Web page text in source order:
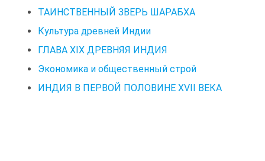
ТАИНСТВЕННЫЙ ЗВЕРЬ ШАРАБХА
Культура древней Индии
ГЛАВА XIX ДРЕВНЯЯ ИНДИЯ
Экономика и общественный строй
ИНДИЯ В ПЕРВОЙ ПОЛОВИНЕ XVII ВЕКА